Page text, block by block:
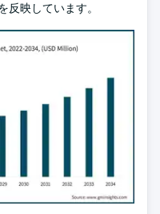
映しています。